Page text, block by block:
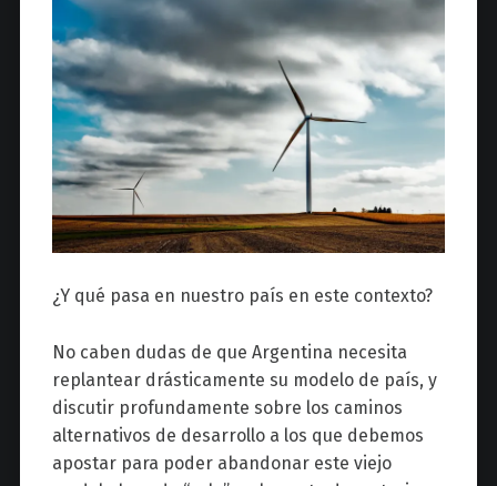
¿Y qué pasa en nuestro país en este contexto?
No caben dudas de que Argentina necesita
replantear drásticamente su modelo de país, y
discutir profundamente sobre los caminos
alternativos de desarrollo a los que debemos
apostar para poder abandonar este viejo